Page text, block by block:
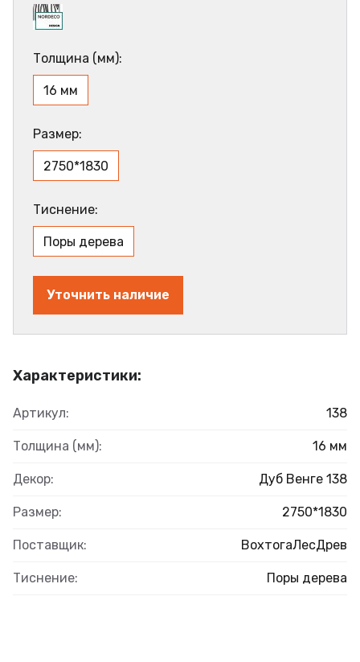
Характеристики:
Артикул: 138
Толщина (мм): 16 мм
Декор: Дуб Венге 138
Размер: 2750*1830
Поставщик: ВохтогаЛесДрев
Тиснение: Поры дерева
Толщина (мм):
16 мм
Размер:
2750*1830
Тиснение:
Поры дерева
Уточнить наличие